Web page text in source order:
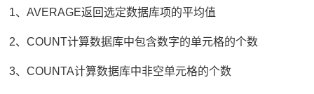
1、AVERAGE返回选定数据库项的平均值
2、COUNT计算数据库中包含数字的单元格的个数
3、COUNTA计算数据库中非空单元格的个数